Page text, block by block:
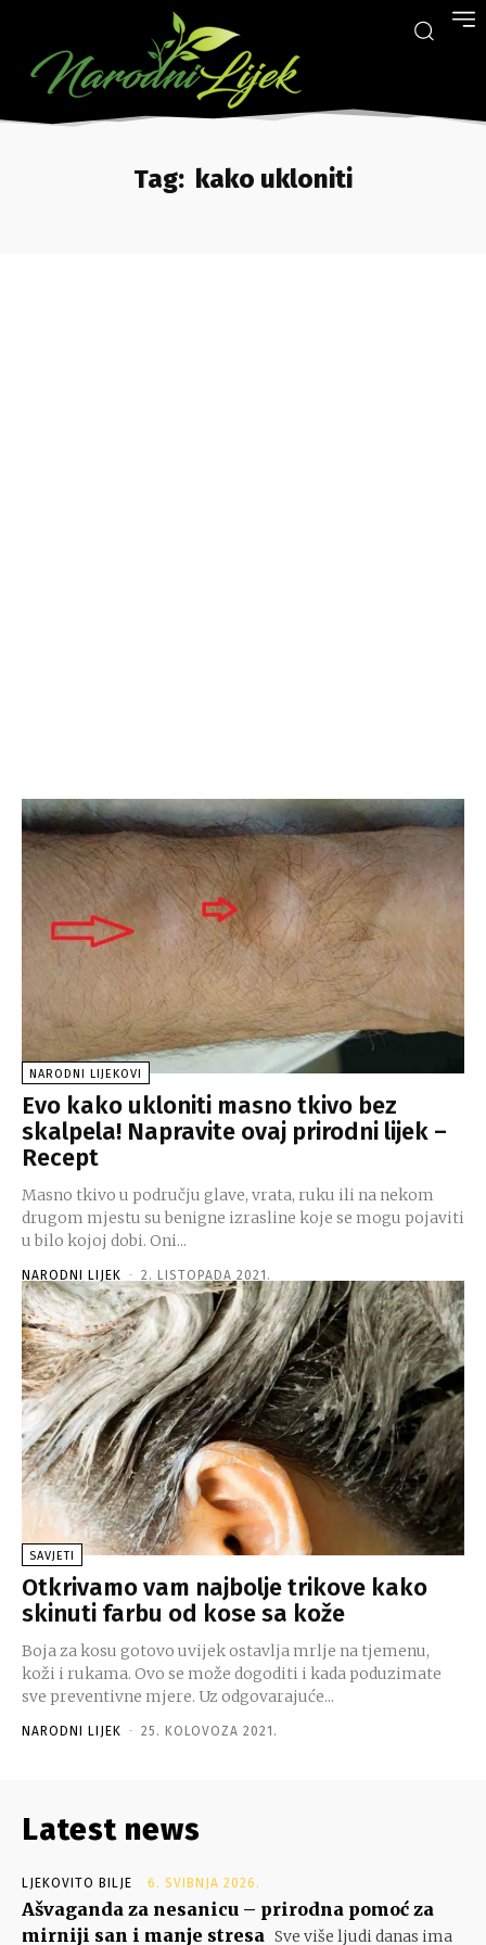
Tag: kako ukloniti
NARODNI LIJEKOVI
Evo kako ukloniti masno tkivo bez
skalpela! Napravite ovaj prirodni lijek –
Recept
Masno tkivo u području glave, vrata, ruku ili na nekom
drugom mjestu su benigne izrasline koje se mogu pojaviti
u bilo kojoj dobi. Oni...
NARODNI LIJEK - 2. LISTOPADA 2021.
SAVJETI
Otkrivamo vam najbolje trikove kako
skinuti farbu od kose sa kože
Boja za kosu gotovo uvijek ostavlja mrlje na tjemenu,
koži i rukama. Ovo se može dogoditi i kada poduzimate
sve preventivne mjere. Uz odgovarajuće...
NARODNI LIJEK - 25. KOLOVOZA 2021.
Latest news
LJEKOVITO BILJE 6. SVIBNJA 2026.
Ašvaganda za nesanicu – prirodna pomoć za
mirniji san i manje stresa Sve više ljudi danas ima